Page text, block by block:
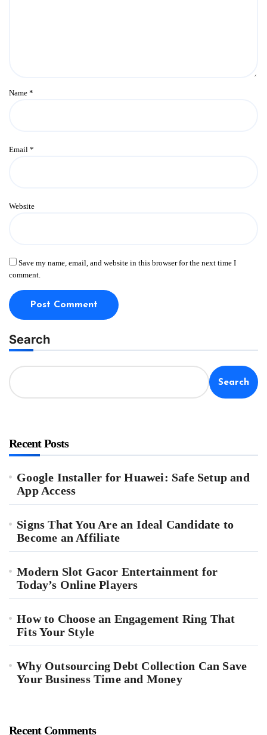
Name *
Email *
Website
Save my name, email, and website in this browser for the next time I
comment.
Search
Search
Recent Posts
Google Installer for Huawei: Safe Setup and
App Access
Signs That You Are an Ideal Candidate to
Become an Affiliate
Modern Slot Gacor Entertainment for
Today’s Online Players
How to Choose an Engagement Ring That
Fits Your Style
Why Outsourcing Debt Collection Can Save
Your Business Time and Money
Recent Comments